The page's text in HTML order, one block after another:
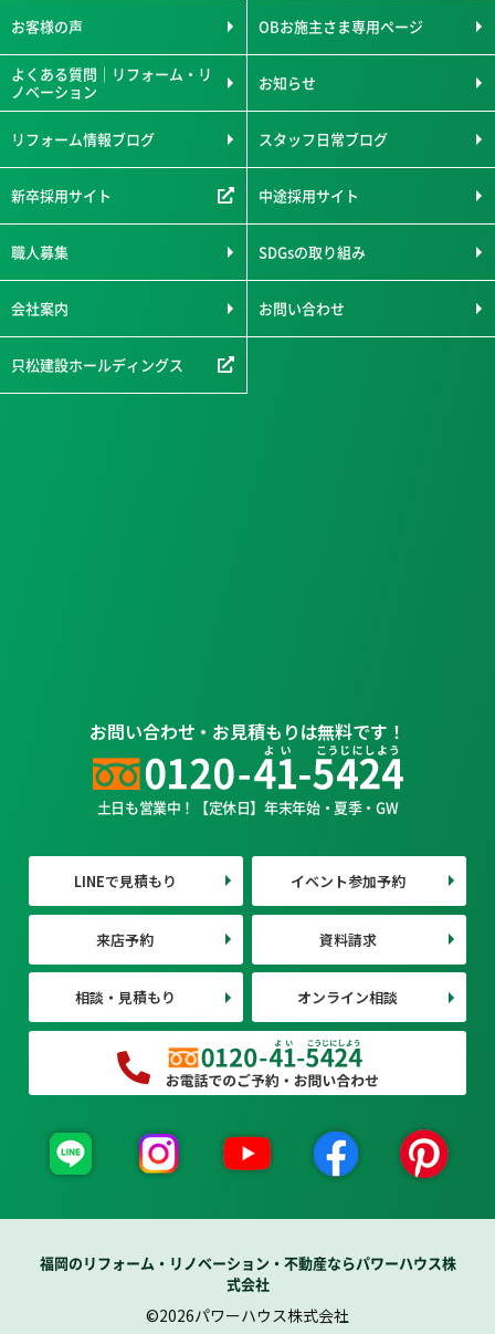
お客様の声 OBお施主さま専用ページ
よくある質問｜リフォーム・リ
ノベーション
お知らせ
リフォーム情報ブログ スタッフ日常ブログ
新卒採用サイト 中途採用サイト
職人募集 SDGsの取り組み
会社案内 お問い合わせ
只松建設ホールディングス
お問い合わせ・お見積もりは無料です！
土日も営業中！【定休日】年末年始・夏季・GW
LINEで見積もり イベント参加予約
来店予約 資料請求
相談・見積もり オンライン相談
福岡のリフォーム・リノベーション・不動産ならパワーハウス株
式会社
©2026パワーハウス株式会社